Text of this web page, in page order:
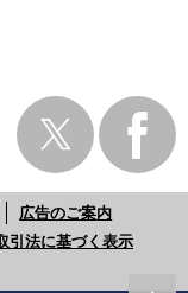
広告のご案内
引法に基づく表示